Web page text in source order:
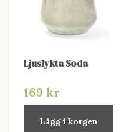
Ljuslykta Soda
169 kr
Lägg i korgen